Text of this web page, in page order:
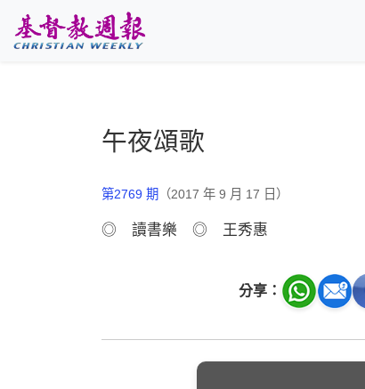
午夜頌歌
第2769 期 （2017 年 9 月 17 日）
◎ 讀書樂 ◎ 王秀惠
分享：